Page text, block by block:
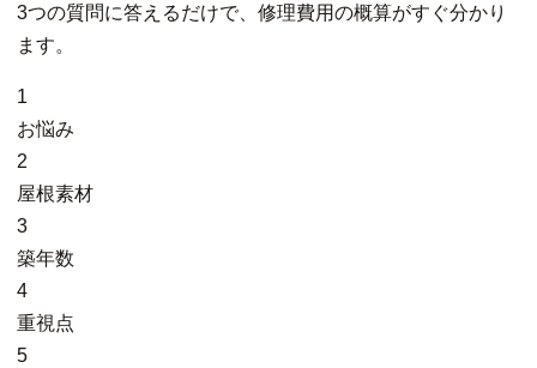
3つの質問に答えるだけで、修理費用の概算がすぐ分かり
ます。
1
お悩み
2
屋根素材
3
築年数
4
重視点
5